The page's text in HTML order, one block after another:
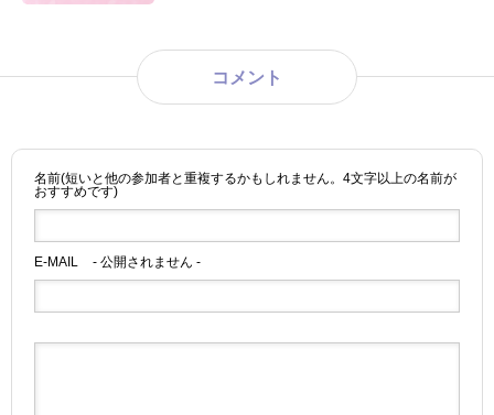
コメント
名前(短いと他の参加者と重複するかもしれません。4文字以上の名前が
おすすめです)
E-MAIL - 公開されません -